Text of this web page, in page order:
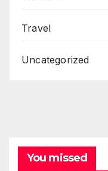
Travel
Uncategorized
You missed